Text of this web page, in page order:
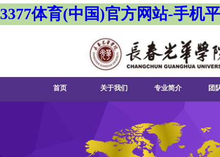
3377体育(中国)官方网站-手机
首页 关于我们
经理致辞
专业简介
日语专业
团
实